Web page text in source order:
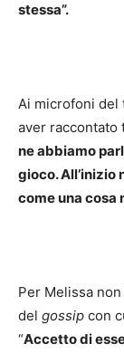
stessa”.
Ai microfoni del
aver raccontato
ne abbiamo
gioco. All’inizio
come una cosa
Per Melissa
del gossip con
“Accetto di